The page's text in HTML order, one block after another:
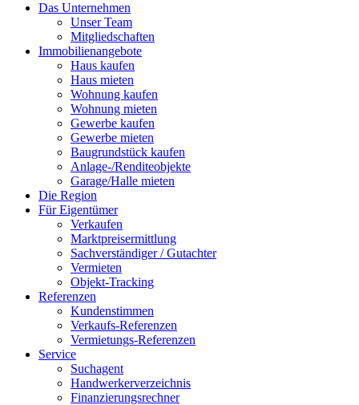
Das Unternehmen
Unser Team
Mitgliedschaften
Immobilienangebote
Haus kaufen
Haus mieten
Wohnung kaufen
Wohnung mieten
Gewerbe kaufen
Gewerbe mieten
Baugrundstück kaufen
Anlage-/Renditeobjekte
Garage/Halle mieten
Die Region
Für Eigentümer
Verkaufen
Marktpreisermittlung
Sachverständiger / Gutachter
Vermieten
Objekt-Tracking
Referenzen
Kundenstimmen
Verkaufs-Referenzen
Vermietungs-Referenzen
Service
Suchagent
Handwerkerverzeichnis
Finanzierungsrechner